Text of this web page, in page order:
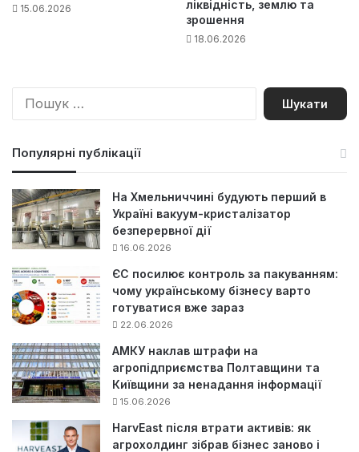
15.06.2026
ліквідність, землю та
зрошення
18.06.2026
П
Популярні публікації
На Хмельниччині будують перший в
Україні вакуум-кристалізатор
безперервної дії
16.06.2026
ЄС посилює контроль за пакуванням:
чому українському бізнесу варто
готуватися вже зараз
22.06.2026
АМКУ наклав штрафи на
агропідприємства Полтавщини та
Київщини за ненадання інформації
15.06.2026
HarvEast після втрати активів: як
агрохолдинг зібрав бізнес заново і